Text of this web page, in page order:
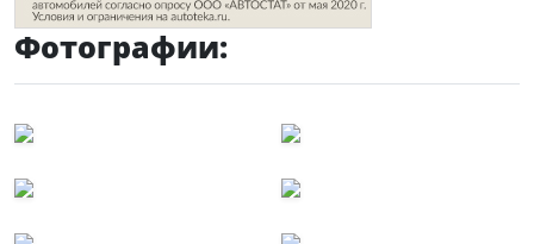
Фотографии: